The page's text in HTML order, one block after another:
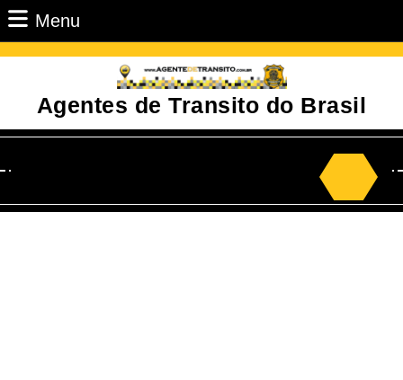
Menu
Agentes de Transito do Brasil